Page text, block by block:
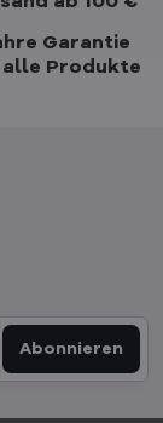
Garantie
alle Produkte
Abonnieren